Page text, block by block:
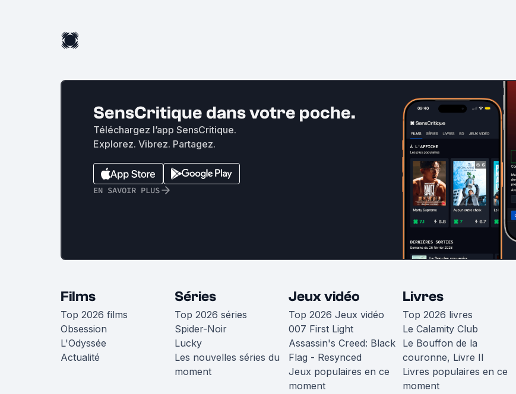
SensCritique dans votre poche.
Téléchargez l’app SensCritique.
Explorez. Vibrez. Partagez.
EN SAVOIR PLUS
Films
Top 2026 films
Obsession
L'Odyssée
Actualité
Séries
Top 2026 séries
Spider-Noir
Lucky
Les nouvelles séries du
moment
Jeux vidéo
Top 2026 Jeux vidéo
007 First Light
Assassin's Creed: Black
Flag - Resynced
Jeux populaires en ce
moment
Livres
Top 2026 livres
Le Calamity Club
Le Bouffon de la
couronne, Livre II
Livres populaires en ce
moment